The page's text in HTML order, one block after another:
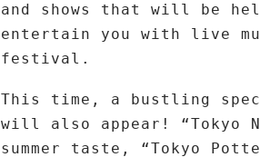
and shows that will be
entertain you with live
festival.
This time, a bustling
will also appear! “Tokyo
summer taste, “Tokyo